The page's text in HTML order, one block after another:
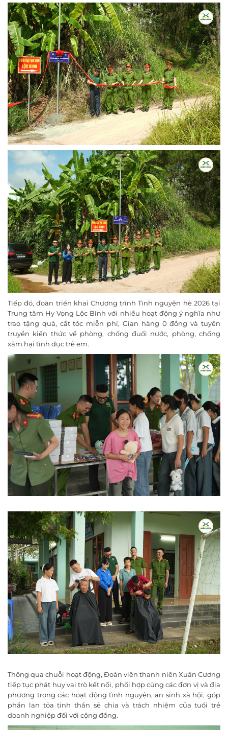
Tiếp đó, đoàn triển khai Chương trình Tình nguyện hè 2026 tại
Trung tâm Hy Vọng Lộc Bình với nhiều hoạt động ý nghĩa như
trao tặng quà, cắt tóc miễn phí, Gian hàng 0 đồng và tuyên
truyền kiến thức về phòng, chống đuối nước, phòng, chống
xâm hại tình dục trẻ em.
Thông qua chuỗi hoạt động, Đoàn viên thanh niên Xuân Cương
tiếp tục phát huy vai trò kết nối, phối hợp cùng các đơn vị và địa
phương trong các hoạt động tình nguyện, an sinh xã hội, góp
phần lan tỏa tinh thần sẻ chia và trách nhiệm của tuổi trẻ
doanh nghiệp đối với cộng đồng.